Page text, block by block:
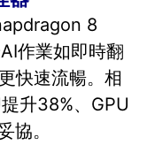
8
作業如即時翻
快速流暢。相
升38%、GPU
協。